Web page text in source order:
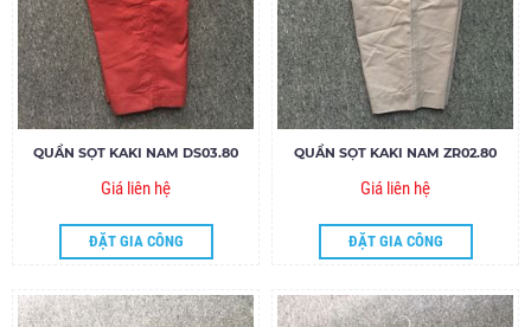
QUẦN SỌT KAKI NAM DS03.80
Giá liên hệ
ĐẶT GIA CÔNG
QUẦN SỌT KAKI NAM ZR02.80
Giá liên hệ
ĐẶT GIA CÔNG